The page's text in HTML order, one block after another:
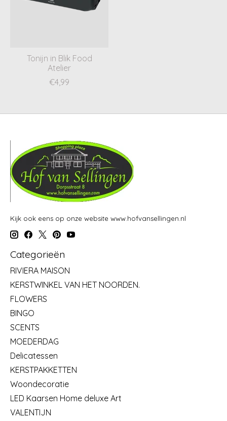
Tonijn in Blik Food
Atelier
€4,99
Kijk ook eens op onze website www.hofvansellingen.nl
Categorieën
RIVIERA MAISON
KERSTWINKEL VAN HET NOORDEN.
FLOWERS
BINGO
SCENTS
MOEDERDAG
Delicatessen
KERSTPAKKETTEN
Woondecoratie
LED Kaarsen Home deluxe Art
VALENTIJN